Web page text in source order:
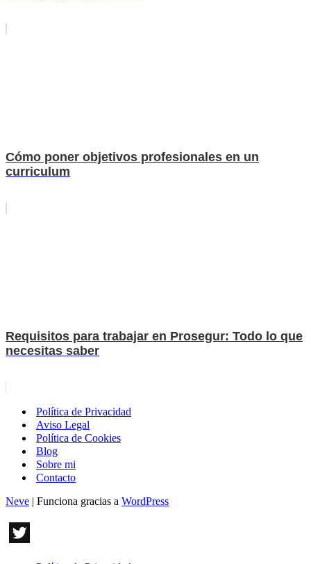
Cómo poner objetivos profesionales en un
curriculum
Requisitos para trabajar en Prosegur: Todo lo que
necesitas saber
Política de Privacidad
Aviso Legal
Política de Cookies
Blog
Sobre mi
Contacto
Neve | Funciona gracias a WordPress